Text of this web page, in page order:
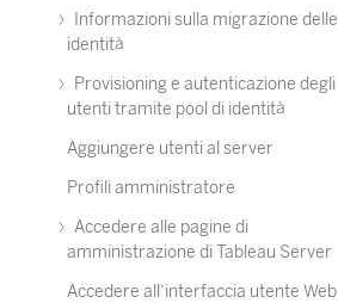
Informazioni sulla migrazione delle
identità
Provisioning e autenticazione degli
utenti tramite pool di identità
Aggiungere utenti al server
Profili amministratore
Accedere alle pagine di
amministrazione di Tableau Server
Accedere all’interfaccia utente Web